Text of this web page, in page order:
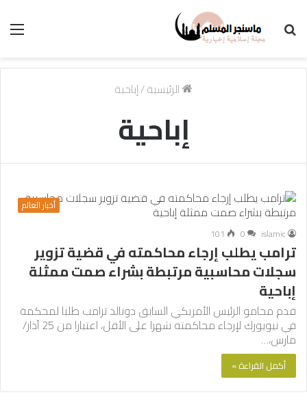
الرئيسية/إباحية
إباحية
أخبار العالم
islamic
0
101
ترامب يطلب إرجاء محاكمته في قضية تزوير
سجلات محاسبية مرتبطة بشراء صمت ممثلة
إباحية
قدم محامو الرئيس الأمريكي السابق دونالد ترامب طلبا لمحكمة
في نيويورك لإرجاء محاكمته شهرا على الأقل، اعتبارا من 25 آذار/
مارس،…
أكمل القراءة »